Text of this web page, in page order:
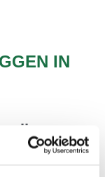
IN
rij
kunt u